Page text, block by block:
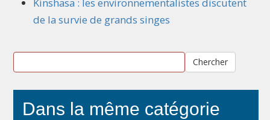
Kinshasa : les environnementalistes discutent
de la survie de grands singes
Chercher
Dans la même catégorie